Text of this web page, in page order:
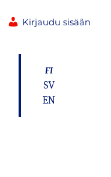
Kirjaudu sisään
FI
SV
EN